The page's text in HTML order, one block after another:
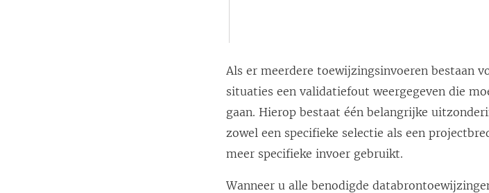
Als er meerdere toewijzingsinvoeren bestaan
situaties een validatiefout weergegeven die
gaan. Hierop bestaat één belangrijke
zowel een specifieke selectie als een
meer specifieke invoer gebruikt.
Wanneer u alle benodigde